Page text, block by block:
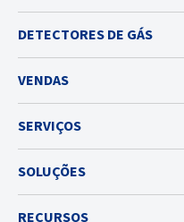
DETECTORES DE GÁS
VENDAS
SERVIÇOS
SOLUÇÕES
RECURSOS